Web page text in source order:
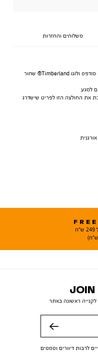
משלוחים והחזרות
חולצת פולו בסגנון ספורט אלגנטי, בשילוב צווארון מודפס ולוגו Timberland® שחור
את החולצה הזו לפריט שישדרג
JOIN
לרבות דיוורים וסמסים